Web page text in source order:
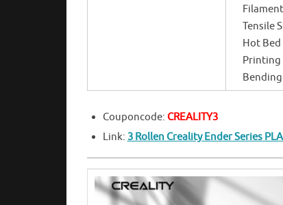
Tensile
Hot
Printing
Couponcode: CREALITY3
Link: 3 Rollen Creality Ender Series